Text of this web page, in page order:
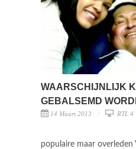
WAARSCHIJNLIJK
GEBALSEMD
14 Maart 2013 RTL 4
populaire maar overleden